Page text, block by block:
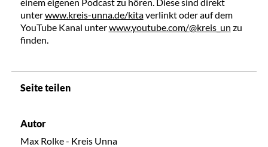
unterwww.kreis-unna.de/kitaverlinkt oder auf dem
YouTube Kanal unterwww.youtube.com/@kreis_un zu
finden.
Seite teilen
Autor
Max Rolke - Kreis Unna